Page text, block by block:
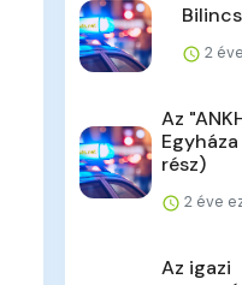
2
Az
rész)
2 éve
Az igazi